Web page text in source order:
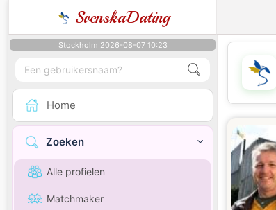
SvenskaDating
Stockholm 2026-08-07 10:23
Home
Zoeken
Alle profielen
Matchmaker